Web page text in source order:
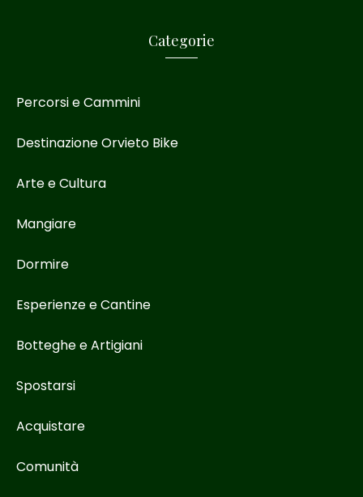
Categorie
Percorsi e Cammini
Destinazione Orvieto Bike
Arte e Cultura
Mangiare
Dormire
Esperienze e Cantine
Botteghe e Artigiani
Spostarsi
Acquistare
Comunità